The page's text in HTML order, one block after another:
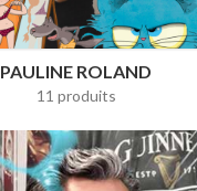
PAULINE ROLAND
11 produits